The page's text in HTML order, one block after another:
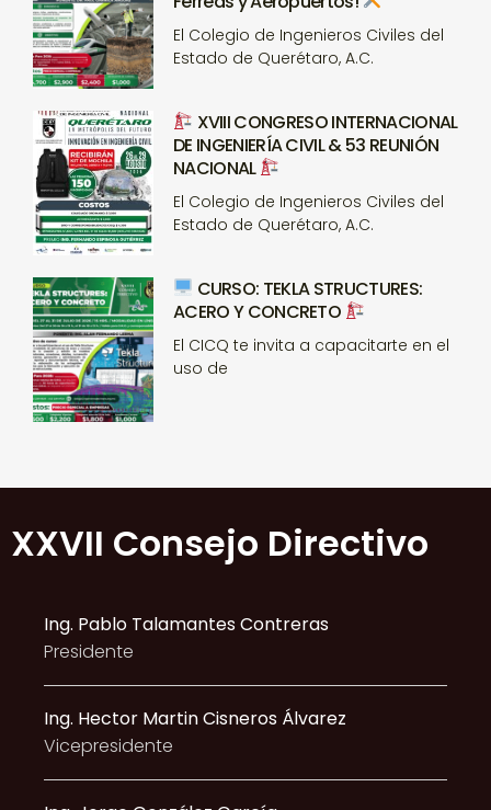
El Colegio de Ingenieros Civiles del
Estado de Querétaro, A.C.
XVIII CONGRESO INTERNACIONAL
DE INGENIERÍA CIVIL & 53 REUNIÓN
NACIONAL
El Colegio de Ingenieros Civiles del
Estado de Querétaro, A.C.
CURSO: TEKLA STRUCTURES:
ACERO Y CONCRETO
El CICQ te invita a capacitarte en el
uso de
XXVII Consejo Directivo
Ing. Pablo Talamantes Contreras
Presidente
Ing. Hector Martin Cisneros Álvarez
Vicepresidente